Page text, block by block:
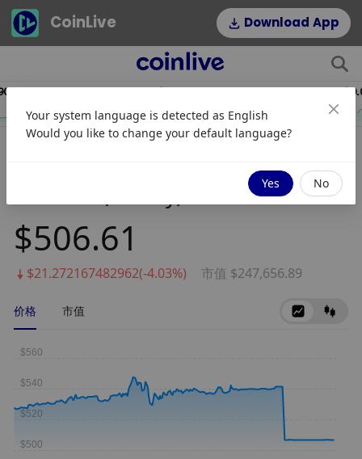
CoinLive Download App
2.64%
1.16%
$506.61
$21.272167482962(-4.03%) 市值 $247,656.89
价格 市值
Your system language is detected as English
Would you like to change your default language?
Yes No